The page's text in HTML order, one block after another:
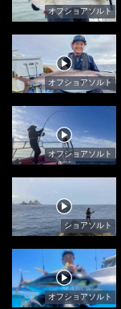
オフショアソルト
オフショアソルト
オフショアソルト
ショアソルト
オフショアソルト